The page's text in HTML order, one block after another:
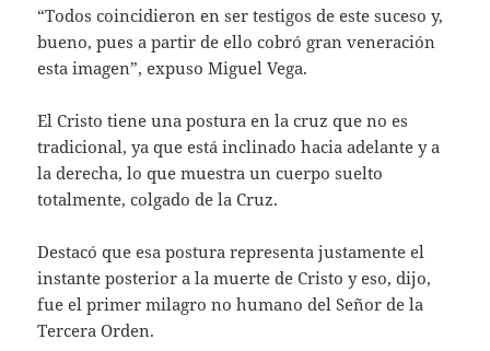
“Todos coincidieron en ser testigos de este suceso y,
bueno, pues a partir de ello cobró gran veneración
esta imagen”, expuso Miguel Vega.
El Cristo tiene una postura en la cruz que no es
tradicional, ya que está inclinado hacia adelante y a
la derecha, lo que muestra un cuerpo suelto
totalmente, colgado de la Cruz.
Destacó que esa postura representa justamente el
instante posterior a la muerte de Cristo y eso, dijo,
fue el primer milagro no humano del Señor de la
Tercera Orden.